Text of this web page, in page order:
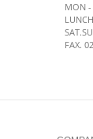
MON -
FAX.